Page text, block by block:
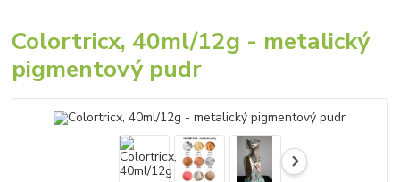
Colortricx, 40ml/12g - metalický
pigmentový pudr